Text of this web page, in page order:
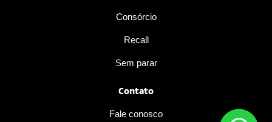
Consórcio
Recall
Sem parar
Contato
Fale conosco